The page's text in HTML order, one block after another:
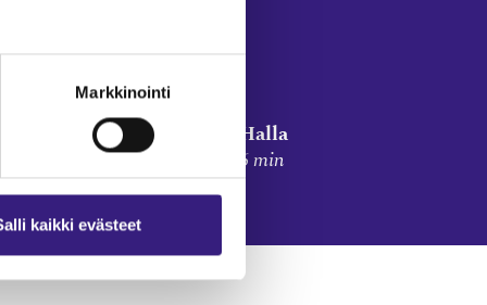
Markkinointi
kaikki evästeet
Kirsti Yli-Halla
6 min